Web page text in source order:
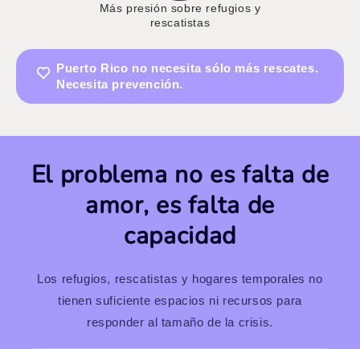
Más presión sobre refugios y
rescatistas
Puerto Rico no necesita sólo más rescates.
Necesita prevención.
El problema no es falta de
amor, es falta de
capacidad
Los refugios, rescatistas y hogares temporales no
tienen suficiente espacios ni recursos para
responder al tamaño de la crisis.